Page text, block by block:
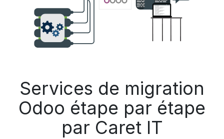
Services de migration
Odoo étape par étape
par Caret IT